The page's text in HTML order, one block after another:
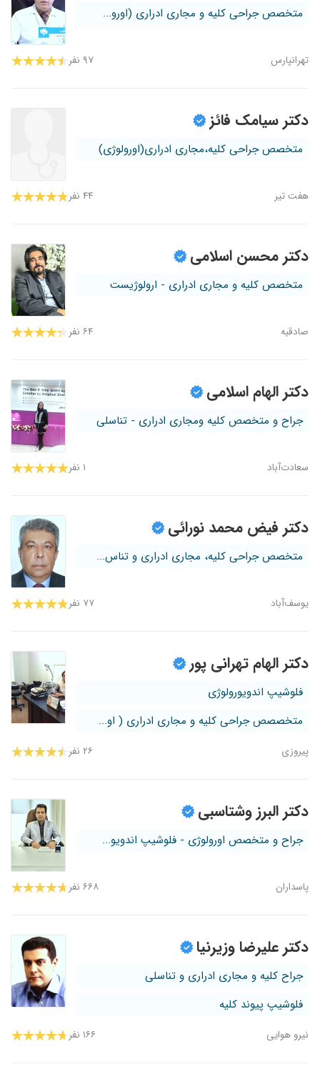
متخصص جراحی کلیه و مجاری ادراری (اورو...
تهرانپارس ۹۷ نفر
دکتر سیامک فائز
متخصص جراحی کلیه،مجاری ادراری(اورولوژی)
هفت تیر ۴۴ نفر
دکتر محسن اسلامی
متخصص کلیه و مجاری ادراری - ارولوژیست
صادقیه ۶۴ نفر
دکتر الهام اسلامی
جراح و متخصص کلیه ومجاری ادراری - تناسلی
سعادت‌آباد ۱ نفر
دکتر فیض محمد نورائی
متخصص جراحی کلیه، مجاری ادراری و تناس...
یوسف‌آباد ۷۷ نفر
دکتر الهام تهرانی پور
فلوشیپ اندویورولوژی
متخصصص جراحی کلیه و مجاری ادراری ( او...
پیروزی ۲۶ نفر
دکتر البرز وشتاسبی
جراح و متخصص اورولوژی - فلوشیپ اندویو...
پاسداران ۶۶۸ نفر
دکتر علیرضا وزیرنیا
جراح کلیه و مجاری ادراری و تناسلی
فلوشیپ پیوند کلیه
نیرو هوایی ۱۶۶ نفر